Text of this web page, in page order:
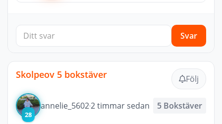
Svar
Skolpeov 5 bokstäver Följ
28
annelie_56022 timmar sedan 5 Bokstäver